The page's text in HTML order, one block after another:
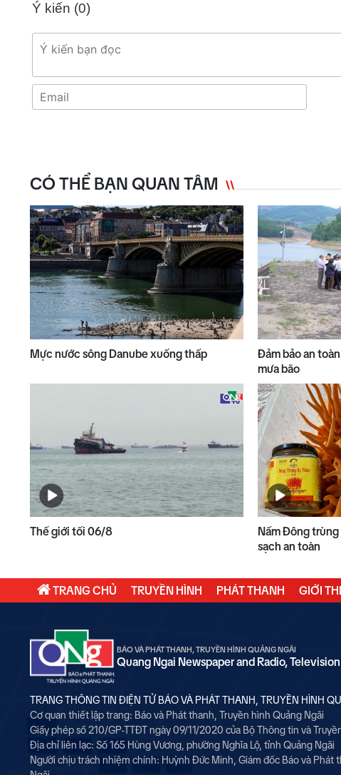
Ý kiến (0)
CÓ THỂ BẠN QUAN TÂM
Mực nước sông Danube xuống thấp
Đảm bảo an
mưa bão
Thế giới tối 06/8
Nấm Đông
sạch an toàn
TRANG CHỦ TRUYỀN HÌNH PHÁT THANH GIỚI
BÁO VÀ PHÁT THANH, TRUYỀN HÌNH QUẢNG NGÃI
Quang Ngai Newspaper and Radio, Television
TRANG THÔNG TIN ĐIỆN TỬ BÁO VÀ PHÁT THANH, TRUYỀN HÌNH
Cơ quan thiết lập trang: Báo và Phát thanh, Truyền hình Quảng Ngãi
Giấy phép số 210/GP-TTĐT ngày 09/11/2020 của Bộ Thông tin và
Địa chỉ liên lạc: Số 165 Hùng Vương, phường Nghĩa Lộ, tỉnh Quảng Ngãi
Người chịu trách nhiệm chính: Huỳnh Đức Minh, Giám đốc Báo và Phát